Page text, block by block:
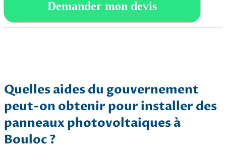
Demander mon devis
Quelles aides du gouvernement
peut-on obtenir pour installer des
panneaux photovoltaiques à
Bouloc ?